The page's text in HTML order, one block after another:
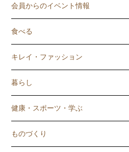
会員からのイベント情報
食べる
キレイ・ファッション
暮らし
健康・スポーツ・学ぶ
ものづくり